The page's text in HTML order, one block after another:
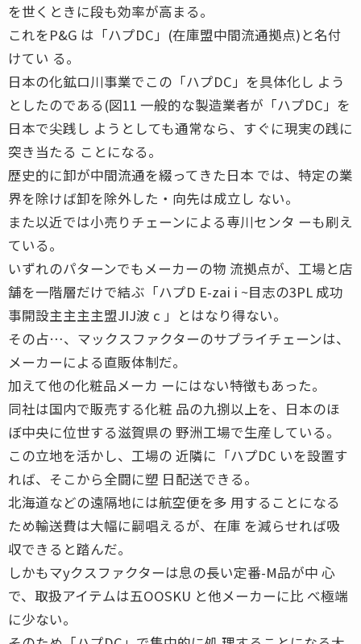
を世くときに段も効率が高まる。
これをP&G は「ハプDC」(在庫盟中間流通拠点)と名付
けてい る。
日本の化鉱ロ川事業でこの「ハプDC」を具体化し よう
としたのである(図11 一般的な製造業者が「ハプDC」を
日本で尖践し ようとしても通常なら、すぐに現実の践に
突き当たる ことになる。
歴史的に卸が中間流通を綴ってきた日本 では、特定の業
界を除けば卸を除外した・向先は成立し ない。
また以近では小売りチェーンによる専川センタ ーも刷え
ている。
いずれのパターンでもメーカーの物 流拠点が、工場と店
舗を一階層だけで結ぶ「ハプD E-zai i ~目志の3PL 成功
事開設主主主主盟JIJ波 c 」とはなり得ない。
その占…、マックスファクターのサプライチェーンは、
メーカーによる直販体制だ。
加えて他の化粧品メーカ ーにはない特徴もあった。
同社は国内で販売する化粧 品の九捌以上を、日本のほ
ぼ中央に位世する滋賀県の 野洲工場で生産している。
この立地を活かし、工場の 近隣に「ハプDC いを設置す
れば、そこから全闘に塑 日配送できる。
北海道などの遠隔地には航空便を多 用することになる
ため輸送費は大幅に嗣唱えるが、在庫 を減らせれば吸
収できると踏んだ。
しかもマyクスファクターは息の長い定番-M品が中 心
で、取扱アイテムは五OOSKU と他メーカーに比 べ極端
に少ない。